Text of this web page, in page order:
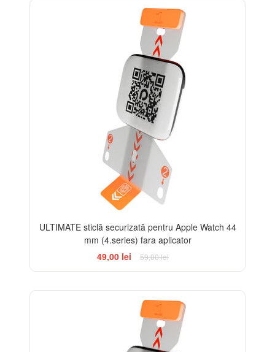
ULTIMATE sticlă securizată pentru Apple Watch 44
mm (4.series) fara aplicator
49,00 lei
59,00 lei